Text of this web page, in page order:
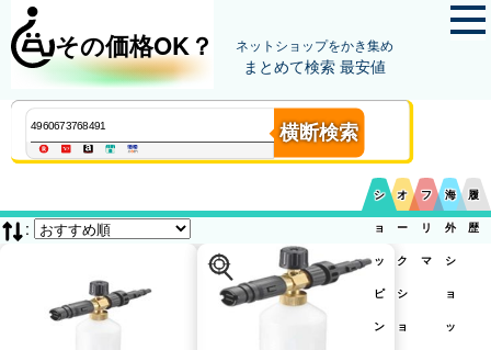
その価格OK？ ネットショップをかき集め
まとめて検索 最安値
横断検索
シ
ョ
ッ
ピ
ン
オ
ー
ク
シ
ョ
フ
リ
マ
海
外
シ
ョ
ッ
履
歴
: